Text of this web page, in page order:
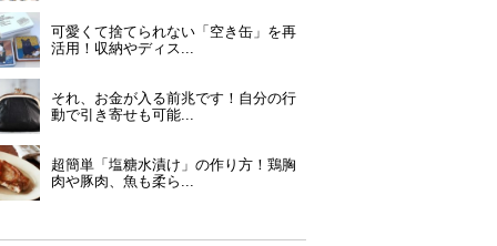
可愛くて捨てられない「空き缶」を再
活用！収納やディス...
それ、お金が入る前兆です！自分の行
動で引き寄せも可能...
超簡単「塩糖水漬け」の作り方！鶏胸
肉や豚肉、魚も柔ら...